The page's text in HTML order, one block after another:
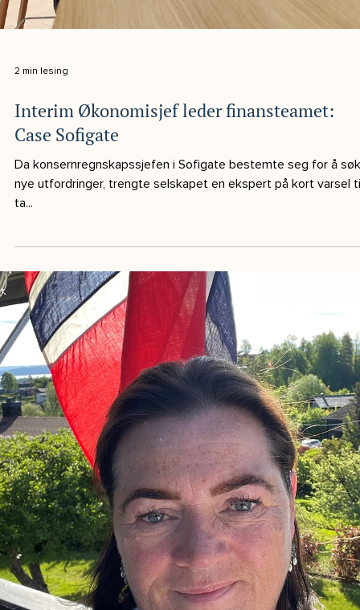
2 min lesing
Fire vanlige myter om Financial
Consulting – og sannheten bak dem
Når folk hører ordet konsulent, ser de ofte for seg en
fremmed som dukker opp med en PowerPoint og en lang liste
over alt du...